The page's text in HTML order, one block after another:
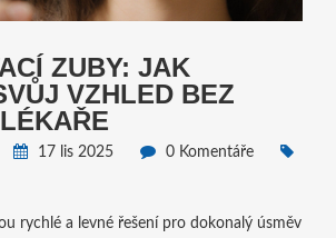
ZUBY: JAK
VZHLED BEZ
17 lis 2025
0 Komentáře
rychlé a levné řešení pro dokonalý úsměv